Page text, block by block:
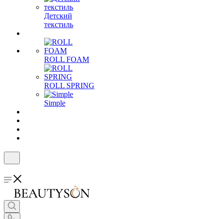
Детский
текстиль
ROLL FOAM
ROLL SPRING
Simple